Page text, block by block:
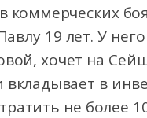
коммерческих
19 лет. У
хочет на
вкладывает в
не более